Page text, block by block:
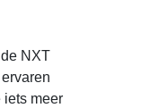
NXT
iets meer